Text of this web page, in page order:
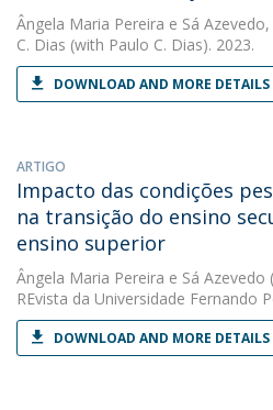
Ângela Maria Pereira e Sá Azevedo,
C. Dias (with Paulo C. Dias). 2023.
DOWNLOAD AND MORE DETAILS
ARTIGO
Impacto das condições
na transição do ensino
ensino superior
Ângela Maria Pereira e Sá Azevedo
REvista da Universidade Fernando
DOWNLOAD AND MORE DETAILS